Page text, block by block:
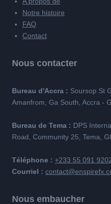
Notre histoire
FAQ
Contact
Nous contacter
Bureau d'Accra : Soursop St
Amanfrom, Ga South, Accra -
Bureau de Tema : DPS
Road, Community 25, Tema,
Téléphone : +233 55 091
Courriel :
Nous embaucher